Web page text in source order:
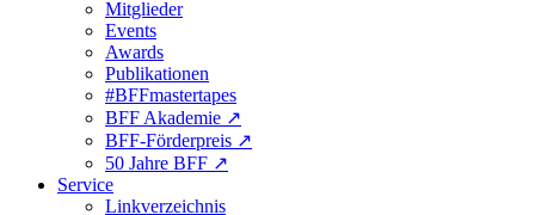
Mitglieder
Events
Awards
Publikationen
#BFFmastertapes
BFF Akademie ↗︎
BFF-Förderpreis ↗︎
50 Jahre BFF ↗︎
Service
Linkverzeichnis